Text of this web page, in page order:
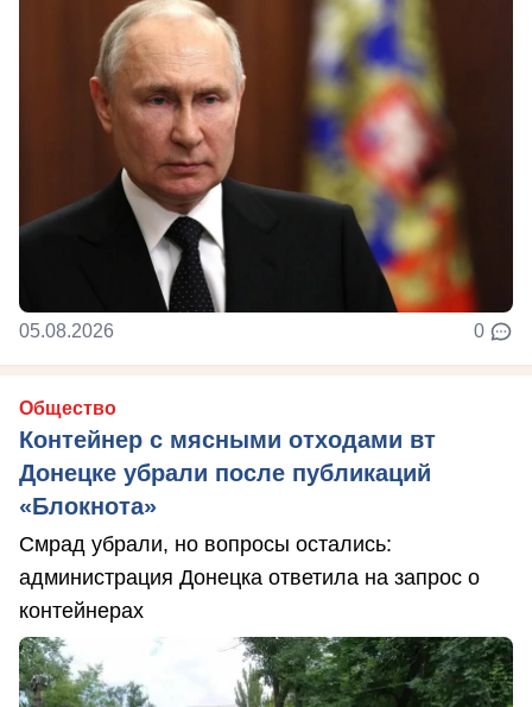
05.08.2026 0
Общество
Контейнер с мясными отходами вт
Донецке убрали после публикаций
«Блокнота»
Смрад убрали, но вопросы остались:
администрация Донецка ответила на запрос о
контейнерах